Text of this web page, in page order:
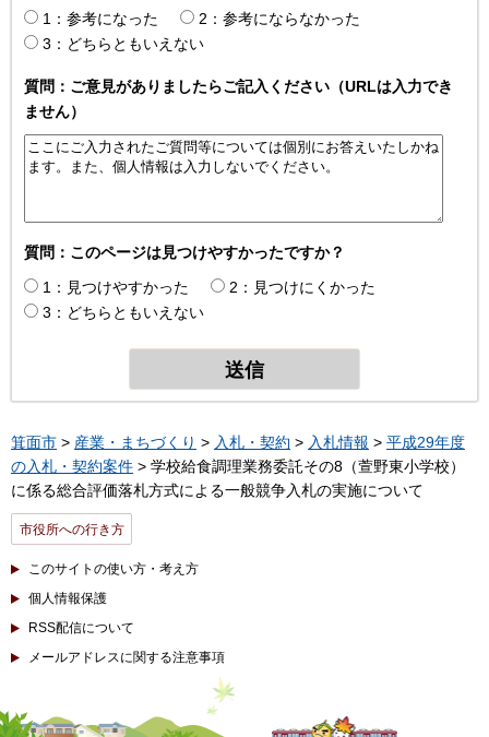
1：参考になった
2：参考にならなかった
3：どちらともいえない
質問：ご意見がありましたらご記入ください（URLは入力でき
ません）
質問：このページは見つけやすかったですか？
1：見つけやすかった
2：見つけにくかった
3：どちらともいえない
箕面市 > 産業・まちづくり > 入札・契約 > 入札情報 > 平成29年度
の入札・契約案件 > 学校給食調理業務委託その8（萱野東小学校）
に係る総合評価落札方式による一般競争入札の実施について
市役所への行き方
このサイトの使い方・考え方
個人情報保護
RSS配信について
メールアドレスに関する注意事項